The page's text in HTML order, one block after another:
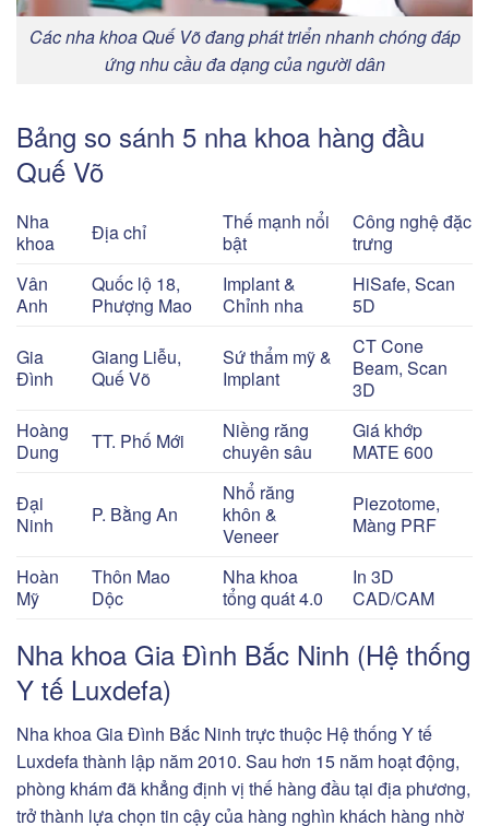
Các nha khoa Quế Võ đang phát triển nhanh chóng đáp
ứng nhu cầu đa dạng của người dân
Bảng so sánh 5 nha khoa hàng đầu
Quế Võ
Nha
khoa
Địa chỉ
Thế mạnh nổi
bật
Công nghệ đặc
trưng
Vân
Anh
Quốc lộ 18,
Phượng Mao
Implant &
Chỉnh nha
HiSafe, Scan
5D
Gia
Đình
Giang Liễu,
Quế Võ
Sứ thẩm mỹ &
Implant
CT Cone
Beam, Scan
3D
Hoàng
Dung
TT. Phố Mới
Niềng răng
chuyên sâu
Giá khớp
MATE 600
Đại
Ninh
P. Bằng An
Nhổ răng
khôn &
Veneer
Piezotome,
Màng PRF
Hoàn
Mỹ
Thôn Mao
Dộc
Nha khoa
tổng quát 4.0
In 3D
CAD/CAM
Nha khoa Gia Đình Bắc Ninh (Hệ thống
Y tế Luxdefa)
Nha khoa Gia Đình Bắc Ninh trực thuộc Hệ thống Y tế
Luxdefa thành lập năm 2010. Sau hơn 15 năm hoạt động,
phòng khám đã khẳng định vị thế hàng đầu tại địa phương,
trở thành lựa chọn tin cậy của hàng nghìn khách hàng nhờ